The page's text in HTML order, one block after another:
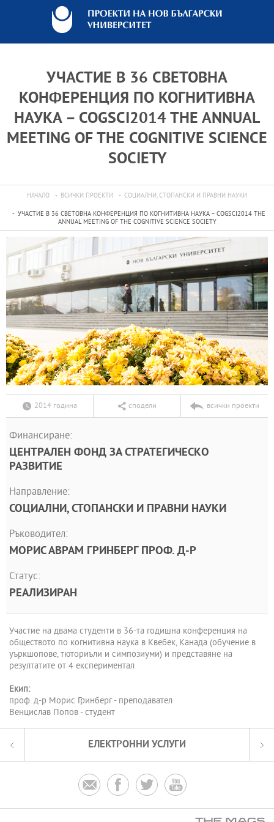
УЧАСТИЕ В 36 СВЕТОВНА
КОНФЕРЕНЦИЯ ПО КОГНИТИВНА
НАУКА – COGSCI2014 THE ANNUAL
MEETING OF THE COGNITIVE SCIENCE
SOCIETY
НАЧАЛО ВСИЧКИ ПРОЕКТИ СОЦИАЛНИ, СТОПАНСКИ И ПРАВНИ НАУКИ
УЧАСТИЕ В 36 СВЕТОВНА КОНФЕРЕНЦИЯ ПО КОГНИТИВНА НАУКА – COGSCI2014 THE
ANNUAL MEETING OF THE COGNITIVE SCIENCE SOCIETY
2014 година сподели всички проекти
Финансиране:
ЦЕНТРАЛЕН ФОНД ЗА СТРАТЕГИЧЕСКО
РАЗВИТИЕ
Направление:
СОЦИАЛНИ, СТОПАНСКИ И ПРАВНИ НАУКИ
Ръководител:
МОРИС АВРАМ ГРИНБЕРГ ПРОФ. Д-Р
Статус:
РЕАЛИЗИРАН
Участие на двама студенти в 36-та годишна конференция на
обществото по когнитивна наука в Квебек, Канада (обучение в
уъркшопове, тюториъли и симпозиуми) и представяне на
резултатите от 4 експериментал
Екип:
проф. д-р Морис Гринберг - преподавател
Венцислав Попов - студент
ЕЛЕКТРОННИ УСЛУГИ
   